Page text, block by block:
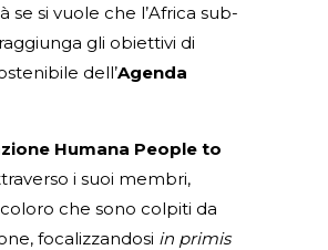
se si vuole che l’Africa sub-
gli obiettivi di
dell’Agenda
Humana People to
i suoi membri,
che sono colpiti da
focalizzandosi in primis